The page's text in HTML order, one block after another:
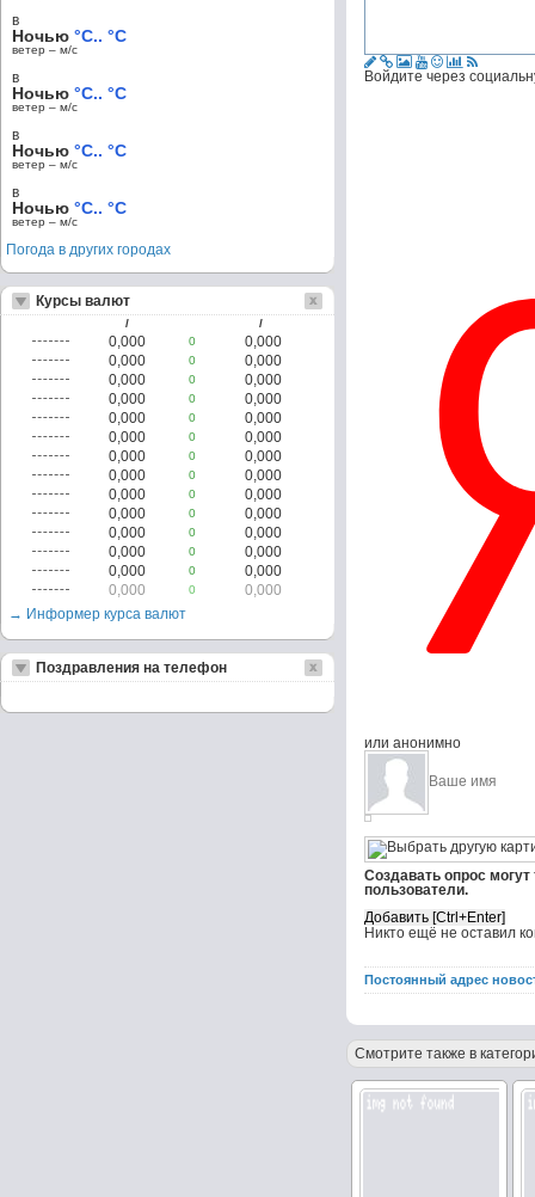
Войдите через
или анонимно
Создавать опрос
пользователи.
Никто ещё не оставил
Постоянный адрес
Смотрите также в
в
Ночью °C.. °C
ветер – м/c
в
Ночью °C.. °C
ветер – м/c
в
Ночью °C.. °C
ветер – м/c
в
Ночью °C.. °C
ветер – м/c
Погода в других городах
Курсы валют
/ /
0,000 0
0,000
0,000
0
0,000
0,000
0
0,000
0,000
0
0,000
0,000
0
0,000
0,000
0
0,000
0,000
0
0,000
0,000
0
0,000
0,000
0
0,000
0,000
0
0,000
0,000
0
0,000
0,000
0
0,000
0,000
0
0,000
0,000
0
0,000
→ Информер курса валют
Поздравления на телефон